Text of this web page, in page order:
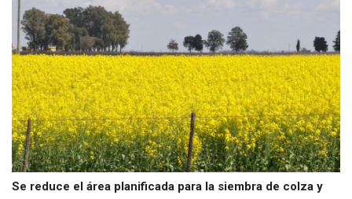
Se reduce el área planificada para la siembra de colza y